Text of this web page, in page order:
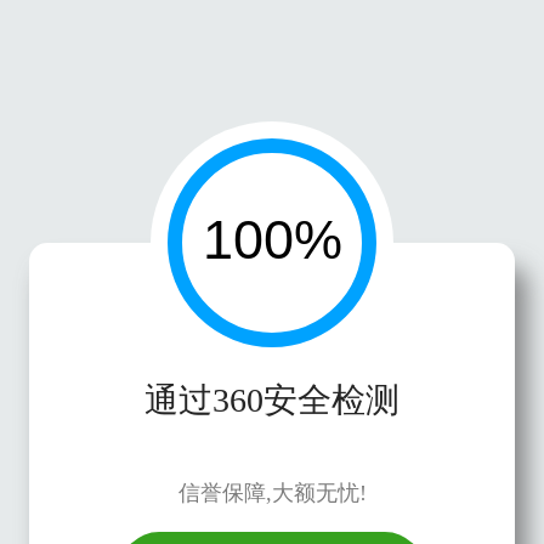
通过360安全检测
信誉保障,大额无忧!